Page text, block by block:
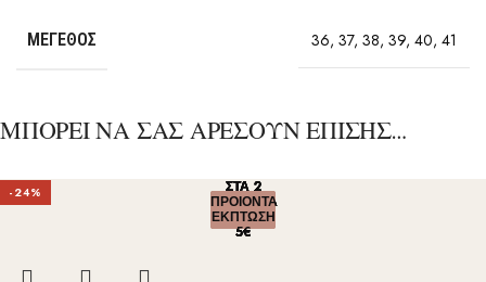
ΜΈΓΕΘΟΣ 36, 37, 38, 39, 40, 41
ΜΠΟΡΕΙ ΝΑ ΣΑΣ ΑΡΕΣΟΥΝ ΕΠΙΣΗΣ…
-24% ΣΤΑ 2
ΠΡΟΙΟΝΤΑ
ΕΚΠΤΩΣΗ
5€
ΣΤΑ 2
ΠΡΟΙΟΝΤΑ
ΕΚΠΤΩΣΗ
5€
ΣΤΑ 2
ΠΡΟΙΟΝΤΑ
ΕΚΠΤΩΣΗ
5€
ΣΤΑ 2
ΠΡΟΙΟΝΤΑ
ΕΚΠΤΩΣΗ
5€
ΣΤΑ 2
ΠΡΟΙΟΝΤΑ
ΕΚΠΤΩΣΗ
5€